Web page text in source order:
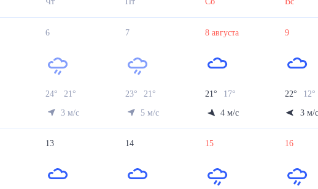
6
24° 21°
3 м/с
7
23° 21°
5 м/с
8 августа
21° 17°
4 м/с
9
22° 12°
3 м/
13 14 15 16